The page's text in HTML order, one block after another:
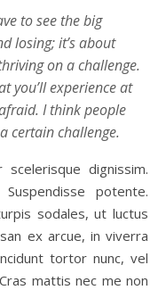
to see the big
losing; it’s about
on a challenge.
you’ll experience at
I think people
certain challenge.
dignissim.
potente.
sodales, ut luctus
ex arcue, in viverra
tortor nunc, vel
mattis nec me non